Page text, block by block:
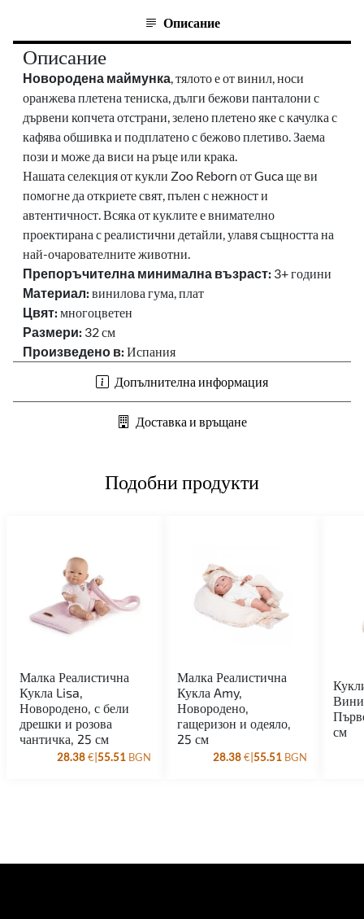
Описание
Описание
Новородена маймунка, тялото е от винил, носи
оранжева плетена тениска, дълги бежови панталони с
дървени копчета отстрани, зелено плетено яке с качулка с
кафява обшивка и подплатено с бежово плетиво.Заема
пози и може да виси на ръце или крака.
Нашата селекция от кукли Zoo Reborn от Guca ще ви
помогне да откриете свят, пълен с нежност и
автентичност. Всяка от куклите е внимателно
проектирана с реалистични детайли, улавя същността на
най-очарователните животни.
Препоръчителна минимална възраст: 3+ години
Материал: винилова гума, плат
Цвят: многоцветен
Размери: 32см
Произведено в: Испания
Допълнителна информация
Доставка и връщане
Подобни продукти
Малка Реалистична
Кукла Lisa,
Новородено, с бели
дрешки и розова
чантичка, 25 см
28.38€|55.51 BGN
Малка Реалистична
Кукла Amy,
Новородено,
гащеризон и одеяло,
25 см
28.38€|55.51 BGN
см